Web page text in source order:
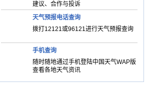
建议、合作与投诉
天气预报电话查询
拨打12121或96121进行天气预报查询
手机查询
随时随地通过手机登陆中国天气WAP版
查看各地天气资讯